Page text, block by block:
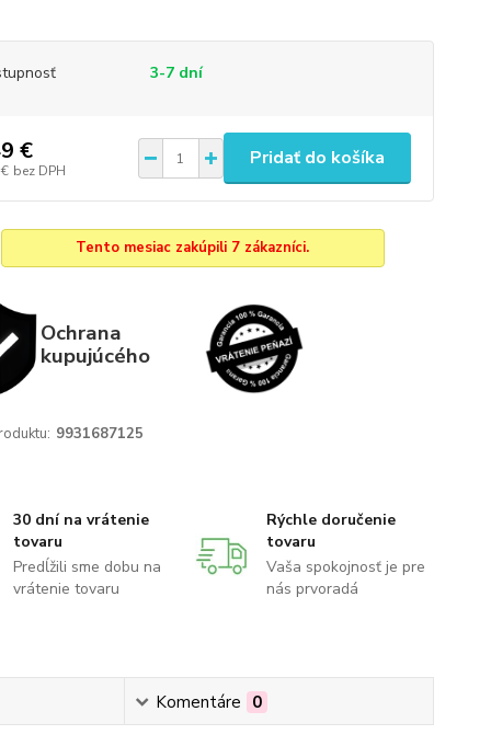
3-7 dní
€
bez DPH
Pridať do košíka
Tento mesiac zakúpili 7 zákazníci.
Ochrana
kupujúcého
9931687125
30 dní na vrátenie
tovaru
Predĺžili sme dobu na
vrátenie tovaru
Rýchle doručenie
tovaru
Vaša spokojnosť je pre
nás prvoradá
Komentáre 0